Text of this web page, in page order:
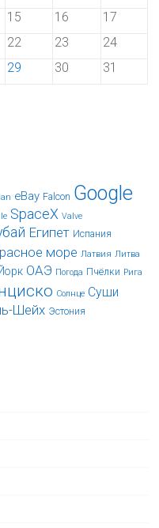
15 16
17
22 23
24
29 30 31
eBay Falcon Google
SpaceX Valve
Египет Испания
море Латвия Литва
ОАЭ Погода Пчёлки Рига
Солнце Суши
Шейх Эстония